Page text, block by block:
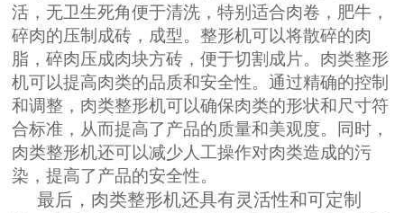
活，无卫生死角便于清洗，特别适合肉卷，肥牛，
碎肉的压制成砖，成型。整形机可以将散碎的肉
脂，碎肉压成肉块方砖，便于切割成片。肉类整形
机可以提高肉类的品质和安全性。通过精确的控制
和调整，肉类整形机可以确保肉类的形状和尺寸符
合标准，从而提高了产品的质量和美观度。同时，
肉类整形机还可以减少人工操作对肉类造成的污
染，提高了产品的安全性。
最后，肉类整形机还具有灵活性和可定制